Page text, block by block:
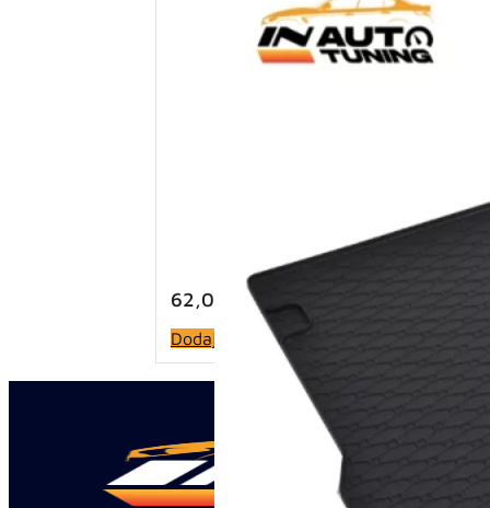
62,00 KM
Dodaj u korpu